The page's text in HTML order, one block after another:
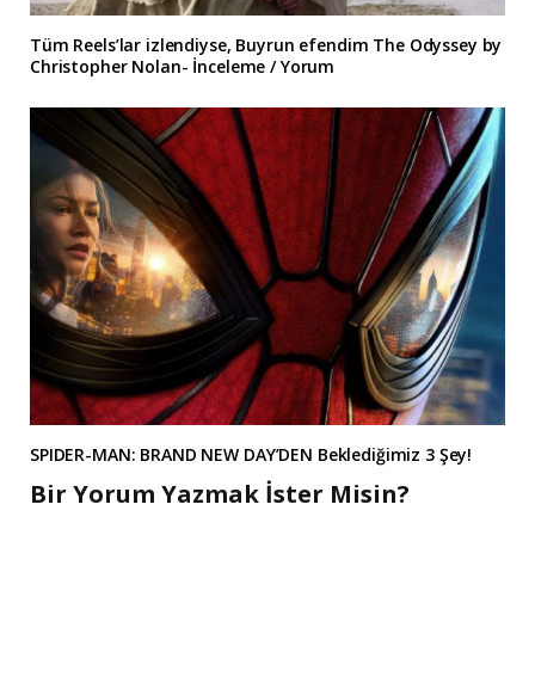
Tüm Reels’lar izlendiyse, Buyrun efendim The Odyssey by
Christopher Nolan- İnceleme / Yorum
SPIDER-MAN: BRAND NEW DAY’DEN Beklediğimiz 3 Şey!
Bir Yorum Yazmak İster Misin?